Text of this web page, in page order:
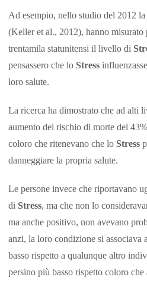
Ad esempio, nello studio del 2012
(Keller et al., 2012), hanno misurato
trentamila statunitensi il livello di
pensassero che lo Stress
loro salute.
La ricerca ha dimostrato che ad alti
aumento del rischio di morte del
coloro che ritenevano che lo Stress
danneggiare la propria salute.
Le persone invece che riportavano
di Stress, ma che non lo
ma anche positivo, non avevano
anzi, la loro condizione si associava
basso rispetto a qualunque altro
persino più basso rispetto coloro